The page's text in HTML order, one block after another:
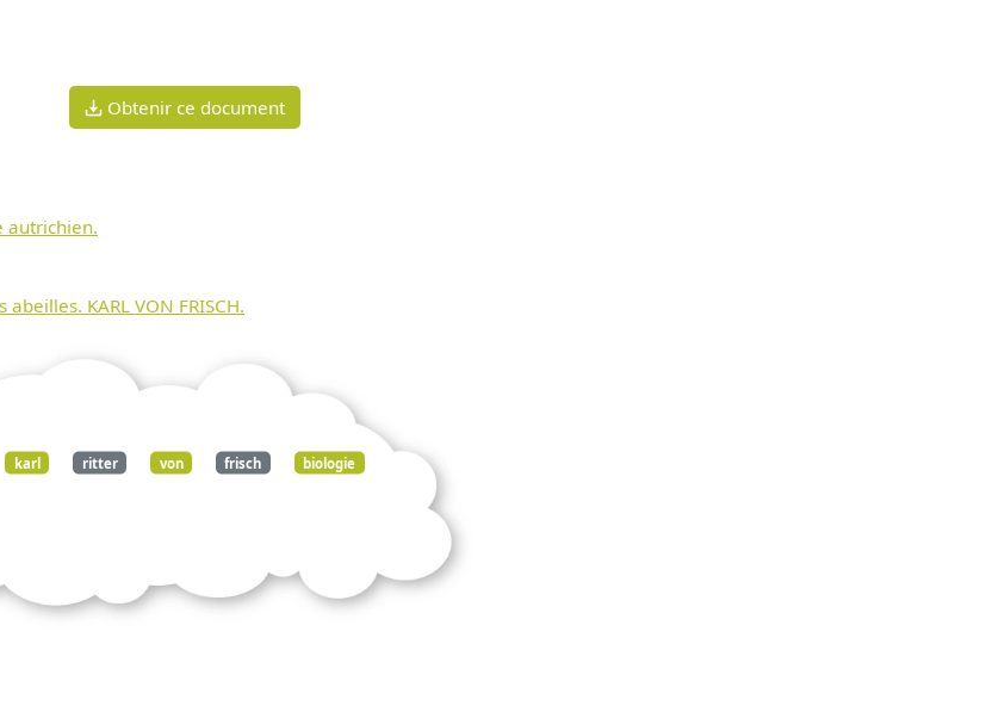
Obtenir ce document
autrichien.
KARL VON FRISCH.
karl ritter von frisch biologie